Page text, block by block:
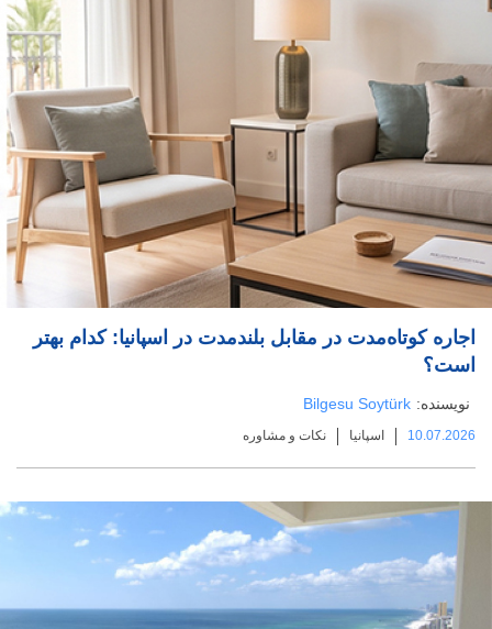
اجاره کوتاه‌مدت در مقابل بلندمدت در اسپانیا: کدام بهتر
است؟
نویسنده: Bilgesu Soytürk
10.07.2026 اسپانیا نکات و مشاوره